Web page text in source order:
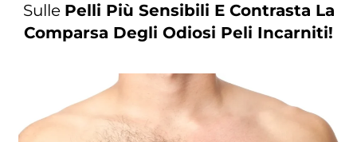
Sulle Pelli Più Sensibili E Contrasta La
Comparsa Degli Odiosi Peli Incarniti!